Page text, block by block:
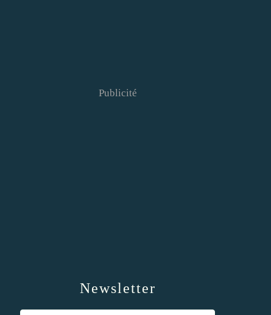
Newsletter
Publicité